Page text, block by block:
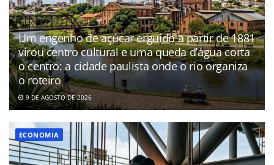
Um engenho de açúcar erguido a partir de 1881
virou centro cultural e uma queda d’água corta
o centro: a cidade paulista onde o rio organiza
o roteiro
9 DE AGOSTO DE 2026
ECONOMIA